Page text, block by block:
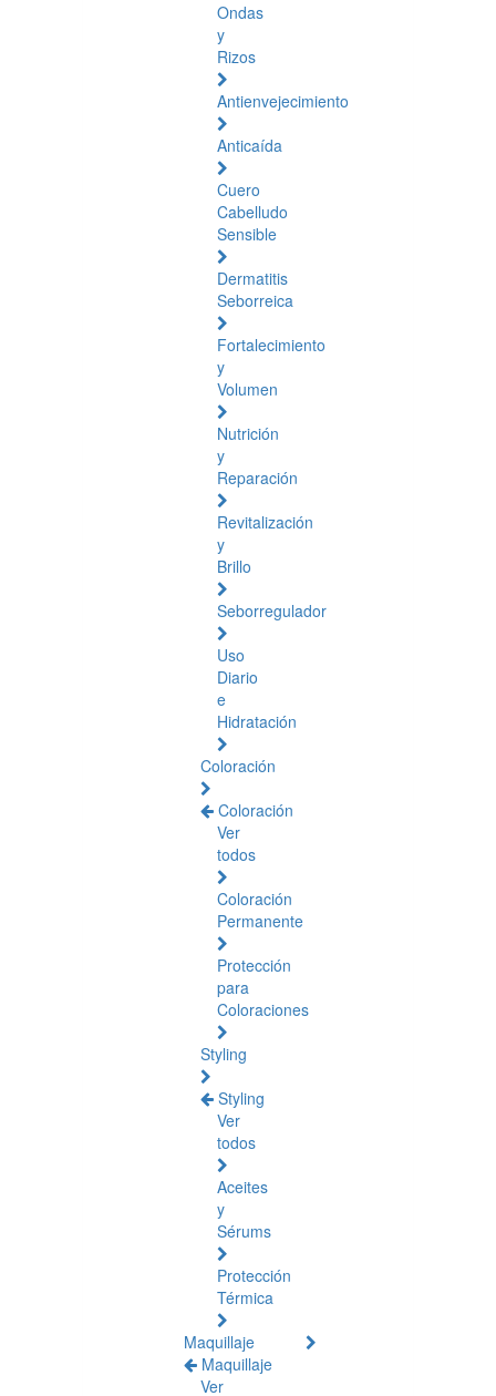
Ondas
y
Rizos
Antienvejecimiento
Anticaída
Cuero
Cabelludo
Sensible
Dermatitis
Seborreica
Fortalecimiento
y
Volumen
Nutrición
y
Reparación
Revitalización
y
Brillo
Seborregulador
Uso
Diario
e
Hidratación
Coloración
Coloración
Ver
todos
Coloración
Permanente
Protección
para
Coloraciones
Styling
Styling
Ver
todos
Aceites
y
Sérums
Protección
Térmica
Maquillaje
Maquillaje
Ver